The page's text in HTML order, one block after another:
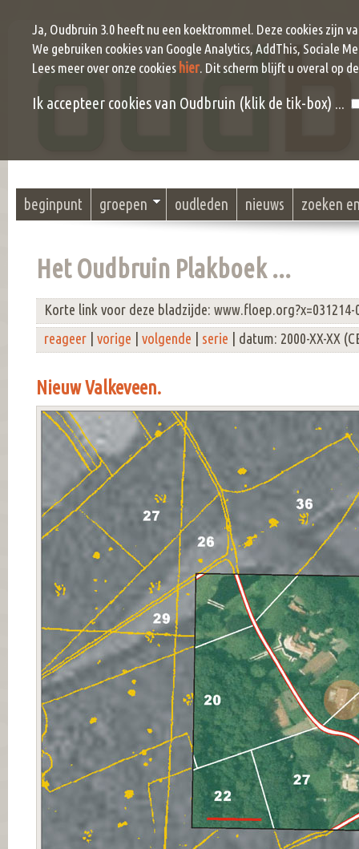
beginpunt groepen oudleden nieuws zoeken
Het Oudbruin Plakboek ...
Korte link voor deze bladzijde: www.floep.org?x=031214-
reageer
vorige volgende serie | datum: 2000-XX-XX
Nieuw Valkeveen.
Ja, Oudbruin 3.0 heeft nu een koektrommel. Deze cookies zijn
We gebruiken cookies van Google Analytics, AddThis, Sociale
Lees meer over onze cookies hier. Dit scherm blijft u overal op
Ik accepteer cookies van Oudbruin (klik de tik-box) ...